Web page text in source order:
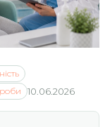
10.06.2026